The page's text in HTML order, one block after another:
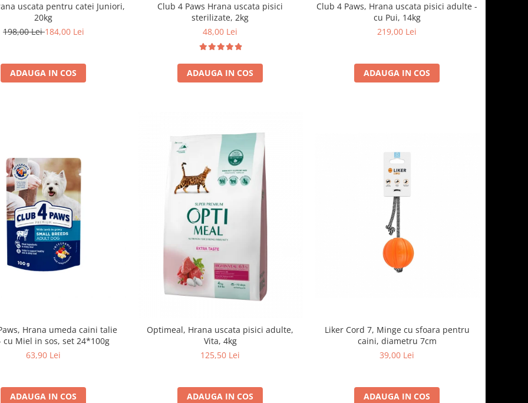
uscata pentru catei Juniori,
20kg
198,00 Lei184,00 Lei
ADAUGA IN COS
Club 4 Paws Hrana uscata pisici
sterilizate, 2kg
48,00 Lei
ADAUGA IN COS
Club 4 Paws, Hrana uscata pisici adulte -
cu Pui, 14kg
219,00 Lei
ADAUGA IN COS
Hrana umeda caini talie
cu Miel in sos, set 24*100g
63,90 Lei
ADAUGA IN COS
Optimeal, Hrana uscata pisici adulte,
Vita, 4kg
125,50 Lei
ADAUGA IN COS
Liker Cord 7, Minge cu sfoara pentru
caini, diametru 7cm
39,00 Lei
ADAUGA IN COS